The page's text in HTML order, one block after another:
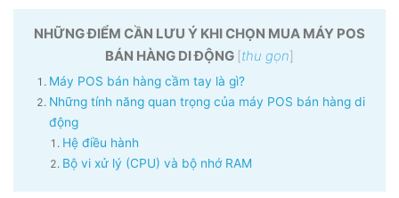
NHỮNG ĐIỂM CẦN LƯU Ý KHI CHỌN MUA MÁY POS
BÁN HÀNG DI ĐỘNG [thu gọn]
Máy POS bán hàng cầm tay là gì?
Những tính năng quan trọng của máy POS bán hàng di
động
Hệ điều hành
Bộ vi xử lý (CPU) và bộ nhớ RAM